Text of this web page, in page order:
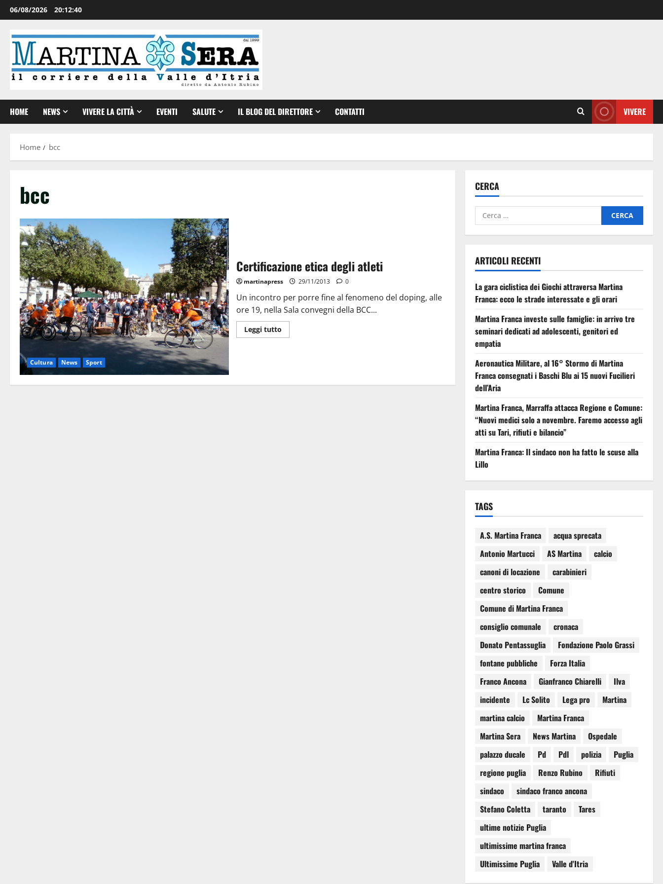
06/08/2026 20:12:41
HOME NEWS VIVERE LA CITTÀ EVENTI SALUTE IL BLOG DEL DIRETTORE CONTATTI VIVERE
Home bcc
bcc
Cultura News Sport
Certificazione etica degli atleti
martinapress 29/11/2013 0
Un incontro per porre fine al fenomeno del doping, alle
ore 19, nella Sala convegni della BCC...
Leggi tutto
CERCA
ARTICOLI RECENTI
La gara ciclistica dei Giochi attraversa Martina
Franca: ecco le strade interessate e gli orari
Martina Franca investe sulle famiglie: in arrivo tre
seminari dedicati ad adolescenti, genitori ed
empatia
Aeronautica Militare, al 16° Stormo di Martina
Franca consegnati i Baschi Blu ai 15 nuovi Fucilieri
dell’Aria
Martina Franca, Marraffa attacca Regione e Comune:
“Nuovi medici solo a novembre. Faremo accesso agli
atti su Tari, rifiuti e bilancio”
Martina Franca: Il sindaco non ha fatto le scuse alla
Lillo
TAGS
A.S. Martina Franca
acqua sprecata
Antonio Martucci
AS Martina
calcio
canoni di locazione
carabinieri
centro storico
Comune
Comune di Martina Franca
consiglio comunale
cronaca
Donato Pentassuglia
Fondazione Paolo Grassi
fontane pubbliche
Forza Italia
Franco Ancona
Gianfranco Chiarelli
Ilva
incidente
Lc Solito Lega pro
Martina
martina calcio
Martina Franca
Martina Sera
News Martina
Ospedale
palazzo ducale
Pd Pdl polizia
Puglia
regione puglia
Renzo Rubino
Rifiuti
sindaco
sindaco franco ancona
Stefano Coletta
taranto
Tares
ultime notizie Puglia
ultimissime martina franca
Ultimissime Puglia
Valle d'Itria